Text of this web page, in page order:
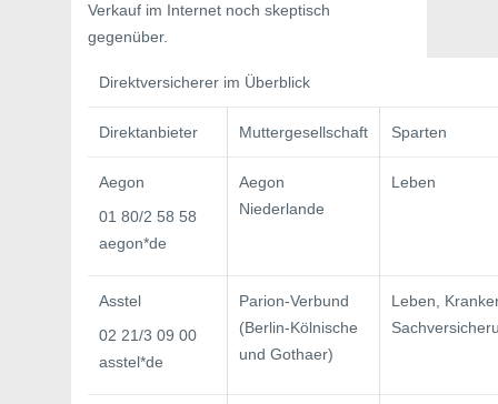
Verkauf im Internet noch skeptisch
gegenüber.
Direktversicherer im Überblick
Direktanbieter Muttergesellschaft Sparten
Aegon
01 80/2 58 58
aegon*de
Aegon
Niederlande
Leben
Asstel
02 21/3 09 00
asstel*de
Parion-Verbund
(Berlin-Kölnische
und Gothaer)
Leben,